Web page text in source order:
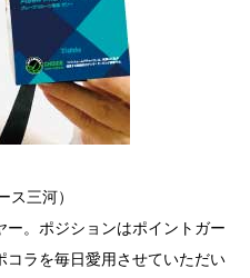
ス三河）
。ポジションはポイントガー
コラを毎日愛用させていただい